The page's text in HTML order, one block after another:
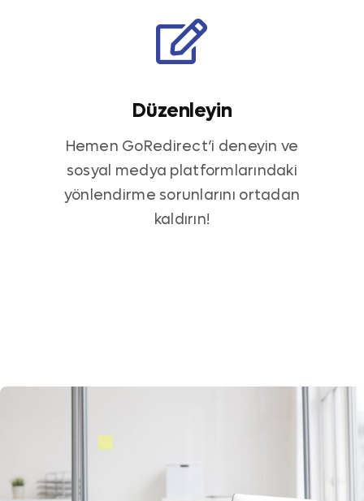
Düzenleyin
Hemen GoRedirect’i deneyin ve
sosyal medya platformlarındaki
yönlendirme sorunlarını ortadan
kaldırın!